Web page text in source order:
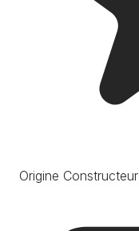
Origine Constructeur